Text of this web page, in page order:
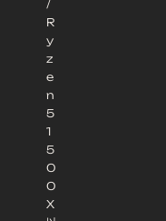
/
R
y
z
e
n
5
1
5
0
0
X